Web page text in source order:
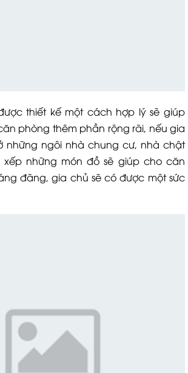
thiết kế một cách hợp lý sẽ giúp
phòng thêm phần rộng rãi, nếu gia
những ngôi nhà chung cư, nhà chật
xếp những món đồ sẽ giúp cho căn
đãng, gia chủ sẽ có được một sức